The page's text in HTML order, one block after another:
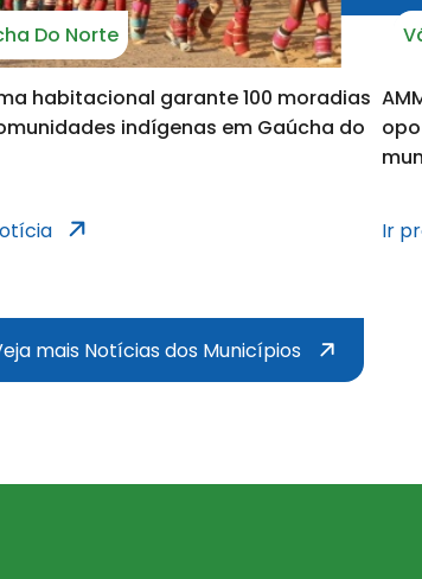
Do Norte
habitacional garante 100 moradias
indígenas em Gaúcha do
notícias dos Ir
mais Notícias dos Municípios